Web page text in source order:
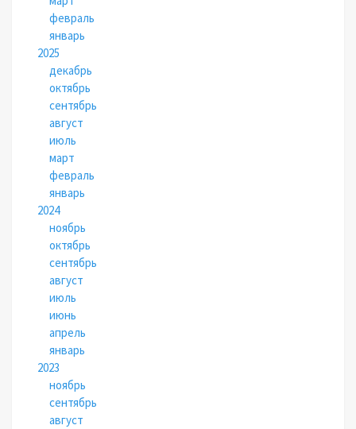
февраль
январь
2025
декабрь
октябрь
сентябрь
август
июль
март
февраль
январь
2024
ноябрь
октябрь
сентябрь
август
июль
июнь
апрель
январь
2023
ноябрь
сентябрь
август